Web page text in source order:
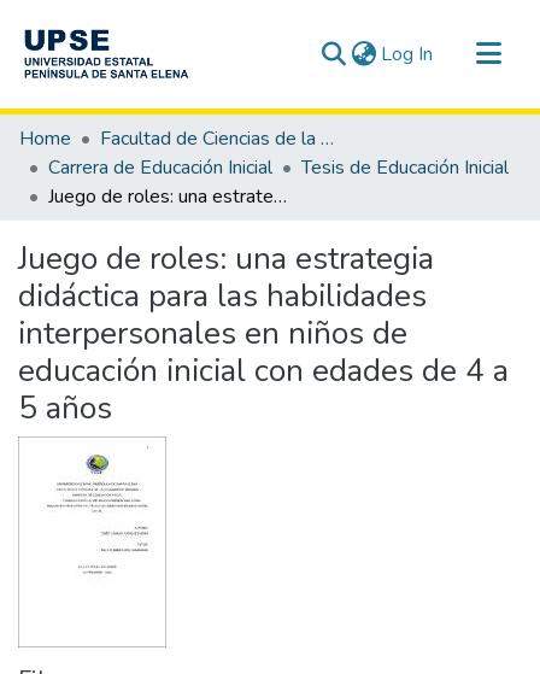
Log In (current)
Communities & Collections
All of DSpace
Statistics
Home
Facultad de Ciencias de la Educación e Idiomas
Carrera de Educación Inicial
Tesis de Educación Inicial
Juego de roles: una estrategia didáctica para las habilidades interpersonales en niños de educación inicial con edades de 4 a 5 años
Juego de roles: una estrategia
didáctica para las habilidades
interpersonales en niños de
educación inicial con edades de 4 a
5 años